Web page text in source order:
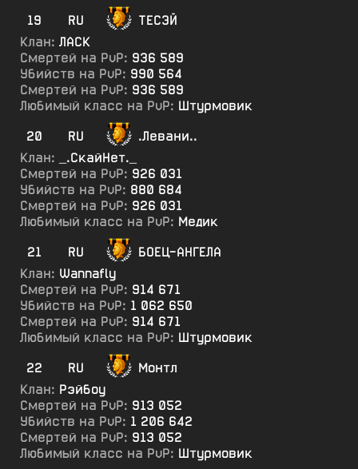
19
RU
ТЕСЭЙ
Клан: ЛАСК
Смертей на PvP: 936 589
Убийств на PvP: 990 564
Смертей на PvP: 936 589
Любимый класс на PvP: Штурмовик
20
RU
.Левани..
Клан:
_.СкайНет._
Смертей на PvP: 926 031
Убийств на PvP: 880 684
Смертей на PvP: 926 031
Любимый класс на PvP: Медик
21
RU
БОЕЦ-АНГЕЛА
Клан: Wannafly
Смертей на PvP: 914 671
Убийств на PvP: 1 062 650
Смертей на PvP: 914 671
Любимый класс на PvP: Штурмовик
22
RU
Монтл
Клан: Рэйбоу
Смертей на PvP: 913 052
Убийств на PvP: 1 206 642
Смертей на PvP: 913 052
Любимый класс на PvP: Штурмовик